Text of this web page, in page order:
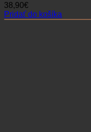
38,90€
Pridať do košíka